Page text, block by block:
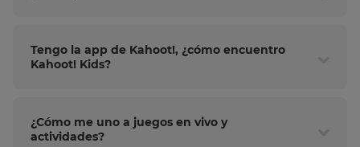
Tengo la app de Kahoot!, ¿cómo encuentro
Kahoot! Kids?
¿Cómo me uno a juegos en vivo y
actividades?
update
pricing
Cancel